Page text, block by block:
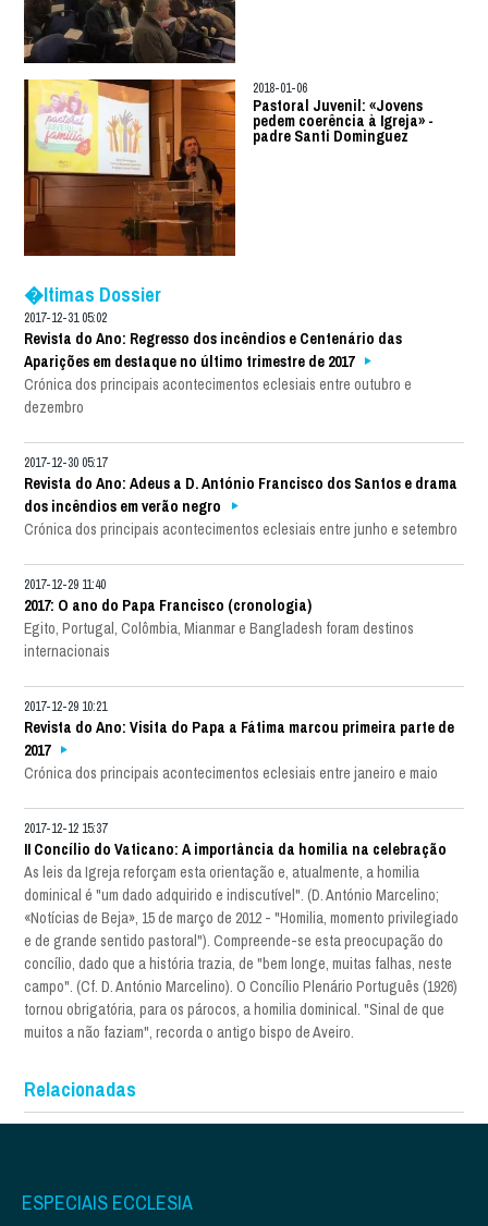
2018-01-06
Pastoral Juvenil: «Jovens
pedem coerência à Igreja» -
padre Santi Dominguez
�ltimas Dossier
2017-12-31 05:02
Revista do Ano: Regresso dos incêndios e Centenário das
Aparições em destaque no último trimestre de 2017
Crónica dos principais acontecimentos eclesiais entre outubro e
dezembro
2017-12-30 05:17
Revista do Ano: Adeus a D. António Francisco dos Santos e drama
dos incêndios em verão negro
Crónica dos principais acontecimentos eclesiais entre junho e setembro
2017-12-29 11:40
2017: O ano do Papa Francisco (cronologia)
Egito, Portugal, Colômbia, Mianmar e Bangladesh foram destinos
internacionais
2017-12-29 10:21
Revista do Ano: Visita do Papa a Fátima marcou primeira parte de
2017
Crónica dos principais acontecimentos eclesiais entre janeiro e maio
2017-12-12 15:37
II Concílio do Vaticano: A importância da homilia na celebração
As leis da Igreja reforçam esta orientação e, atualmente, a homilia
dominical é "um dado adquirido e indiscutível". (D. António Marcelino;
«Notícias de Beja», 15 de março de 2012 - "Homilia, momento privilegiado
e de grande sentido pastoral"). Compreende-se esta preocupação do
concílio, dado que a história trazia, de "bem longe, muitas falhas, neste
campo". (Cf. D. António Marcelino). O Concílio Plenário Português (1926)
tornou obrigatória, para os párocos, a homilia dominical. "Sinal de que
muitos a não faziam", recorda o antigo bispo de Aveiro.
Relacionadas
ESPECIAIS ECCLESIA